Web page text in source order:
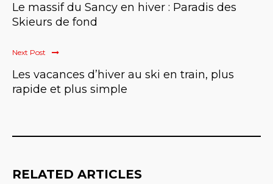
Le massif du Sancy en hiver : Paradis des
Skieurs de fond
Next Post
Les vacances d’hiver au ski en train, plus
rapide et plus simple
RELATED ARTICLES